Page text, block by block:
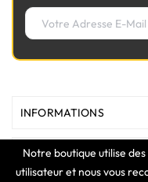
Notre boutique utilise
utilisateur et nous vous
INFORMATIONS
MAGASIN